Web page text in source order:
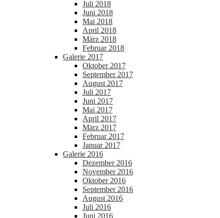
Juli 2018
Juni 2018
Mai 2018
April 2018
März 2018
Februar 2018
Galerie 2017
Oktober 2017
September 2017
August 2017
Juli 2017
Juni 2017
Mai 2017
April 2017
März 2017
Februar 2017
Januar 2017
Galerie 2016
Dezember 2016
November 2016
Oktober 2016
September 2016
August 2016
Juli 2016
Juni 2016